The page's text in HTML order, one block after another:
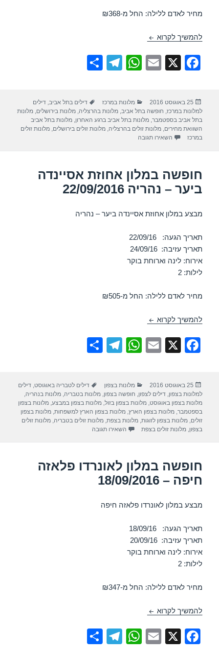
מחיר לאדם ללילה: החל מ-₪368
להמשיך לקרוא חופשה במלון לאונרדו בוטיק רחובות – 08/09/2016
F
e
b
o
k
X
E
W
s
A
T
gr
a
e
פורסם
בתאריך
25 באוגוסט 2016 קטגוריות
מלונות במרכז תגיות
דילים בתל אביב,דילים
למלונות במרכז, חופשה בתל אביב,מלונות בהרצליה,מלונות בירושלים,מלונות
בתל אביב בספטמבר,מלונות בתל אביב ברגע האחרון,מלונות בתל אביב
השוואת מחירים,מלונות זולים בהרצליה,מלונות זולים בירושלים,מלונות זולים
במרכז
השאירו תגובה
חופשה במלון אחוזת אסיינדה
ביער – נהריה 22/09/2016
מבצע במלון אחוזת אסיינדה ביער – נהריה
תאריך הגעה: 22/09/16
תאריך עזיבה: 24/09/16
אירוח: לינה וארוחת בוקר
לילות: 2
מחיר לאדם ללילה: החל מ-₪505
להמשיך לקרוא חופשה במלון אחוזת אסיינדה ביער – נהריה 22/09/2016
F
e
b
o
X
E
W
s
A
p
T
gr
a
m
e
פורסם
בתאריך
25 באוגוסט 2016 קטגוריות
מלונות בצפון תגיות
דילים לטבריה באוגוסט ,דילים
למלונות בצפון ,דילים לצפון חופשה בצפון ,מלונות בטבריה ,מלונות בנהריה
מלונות בצפון באוגוסט ,מלונות בצפון בזול ,מלונות בצפון במבצע ,מלונות בצפון
בספטמבר ,מלונות בצפון הארץ ,מלונות בצפון הארץ למשפחות ,מלונות בצפון
זולים ,מלונות בצפון לזוגות ,מלונות בצפת ,מלונות זולים בטבריה ,מלונות זולים
בצפון ,מלונות זולים בצפת השאירו תגובה
חופשה במלון לאונרדו פלאזה
חיפה – 18/09/2016
מבצע במלון לאונרדו פלאזה חיפה
תאריך הגעה: 18/09/16
תאריך עזיבה: 20/09/16
אירוח: לינה וארוחת בוקר
לילות: 2
מחיר לאדם ללילה: החל מ-₪347
להמשיך לקרוא חופשה במלון לאונרדו פלאזה חיפה – 18/09/2016
F
X
E
W
T